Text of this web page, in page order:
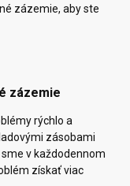
zázemie, aby ste
zázemie
rýchlo a
zásobami
v každodennom
získať viac